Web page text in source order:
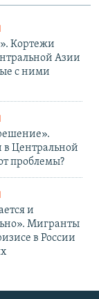
Кортежи
Азии
с ними
Центральной
проблемы?
и
Мигранты
в России